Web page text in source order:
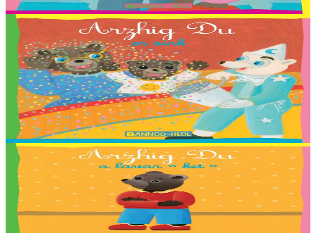
Er stok2,03 €
2 vloaz hag ouzhpenn
Bannoù-heol
Arzhig Du er sirk
Troet gant : Coline, Elouan, Elliot, Erynn, Ewen, Gaelig, Laurette,
Maiwenn, Marin, Mathis, Paul, Soig, Urbane, Youenn, Cécile
Guézennec ha Tieri Seznec.
Er stok2,03 €
2 vloaz hag ouzhpenn
Bannoù-heol
Arzhig Du a lavar “ket”
Troet gant : Malo, Sara, Loane, Thomas et Jakez-Erwan Mouton.